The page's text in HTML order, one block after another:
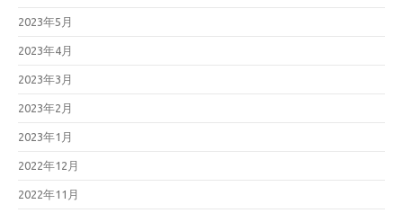
2023年5月
2023年4月
2023年3月
2023年2月
2023年1月
2022年12月
2022年11月